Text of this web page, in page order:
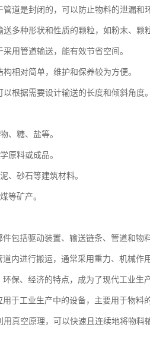
道是封闭的，可以防止物料的泄漏和
多种形状和性质的颗粒，如粉末、颗
用管道输送，能有效节省空间。
相对简单，维护和保养较为方便。
根据需要设计输送的长度和倾斜角度。
、糖、盐等。
原料或成品。
、砂石等建筑材料。
等矿产。
包括驱动装置、输送链条、管道和
内进行搬运，通常采用重力、机械作
保、经济的特点，成为了现代工业生
于工业生产中的设备，主要用于物料
真空原理，可以快速且连续地将物料